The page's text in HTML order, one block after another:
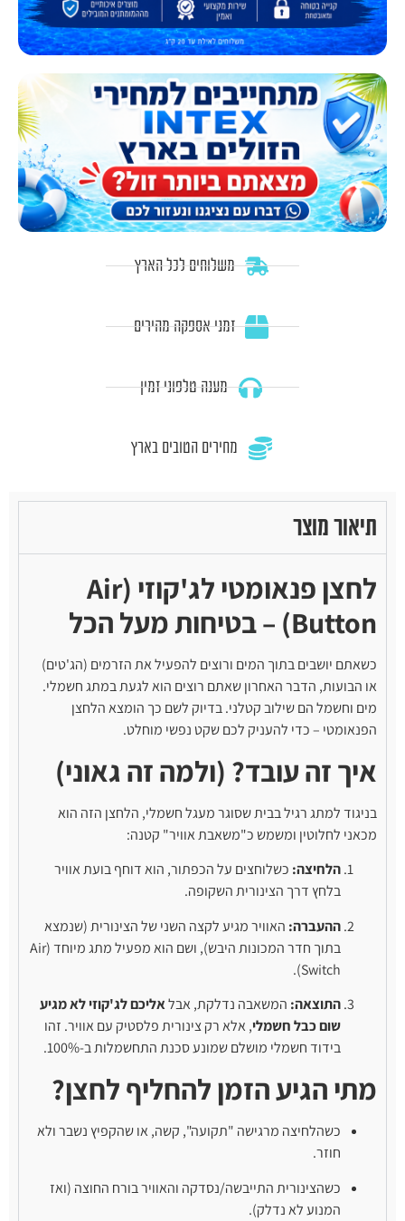
משלוחים לכל הארץ
זמני אספקה מהירים
מענה טלפוני זמין
מחירים הטובים בארץ
תיאור מוצר
לחצן פנאומטי לג'קוזי (Air
Button) – בטיחות מעל הכל
כשאתם יושבים בתוך המים ורוצים להפעיל את הזרמים (הג'טים)
או הבועות, הדבר האחרון שאתם רוצים הוא לגעת במתג חשמלי.
מים וחשמל הם שילוב קטלני. בדיוק לשם כך הומצא הלחצן
הפנאומטי – כדי להעניק לכם שקט נפשי מוחלט.
איך זה עובד? (ולמה זה גאוני)
בניגוד למתג רגיל בבית שסוגר מעגל חשמלי, הלחצן הזה הוא
מכאני לחלוטין ומשמש כ"משאבת אוויר" קטנה:
הלחיצה: כשלוחצים על הכפתור, הוא דוחף בועת אוויר
בלחץ דרך הצינורית השקופה.
ההעברה: האוויר מגיע לקצה השני של הצינורית (שנמצא
בתוך חדר המכונות היבש), ושם הוא מפעיל מתג מיוחד (Air
Switch).
התוצאה: המשאבה נדלקת, אבלאליכם לג'קוזי לא מגיע
שום כבל חשמלי, אלא רק צינורית פלסטיק עם אוויר. זהו
בידוד חשמלי מושלם שמונע סכנת התחשמלות ב-100%.
מתי הגיע הזמן להחליף לחצן?
כשהלחיצה מרגישה "תקועה", קשה, או שהקפיץ נשבר ולא
חוזר.
כשהצינורית התייבשה/נסדקה והאוויר בורח החוצה (ואז
המנוע לא נדלק).